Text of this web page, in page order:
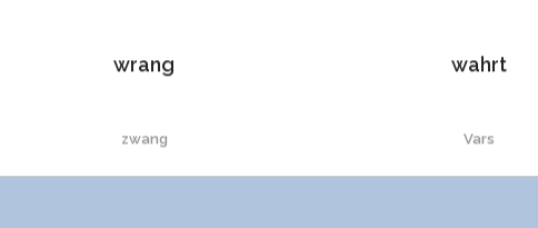
wrang
zwang
wahrt
Vars